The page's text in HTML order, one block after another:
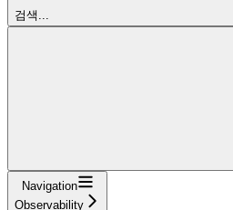
검색...
Navigation
Observability